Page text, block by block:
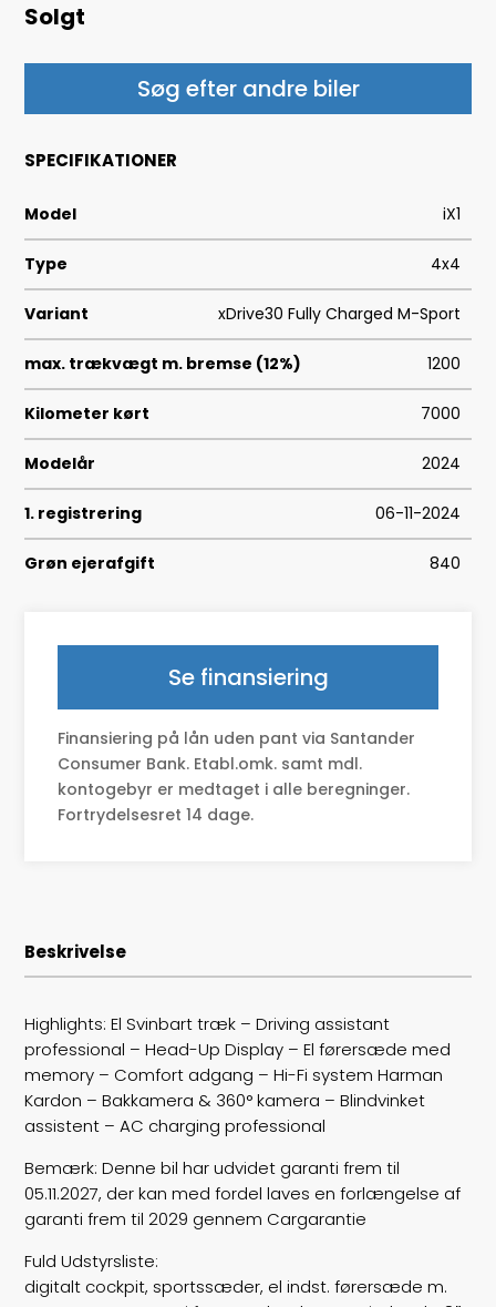
Solgt
Søg efter andre biler
SPECIFIKATIONER
Model iX1
Type 4x4
Variant xDrive30 Fully Charged M-Sport
max. trækvægt m. bremse (12%) 1200
Kilometer kørt 7000
Modelår 2024
1. registrering 06-11-2024
Grøn ejerafgift 840
Type CUV
0-100 km/t
Tophastighed
Batterikapacitet
Højde
Længde 450
Bredde
Lasteevne
Trækhjul
ABS bremser
Se finansiering
Finansiering på lån uden pant via Santander
Consumer Bank. Etabl.omk. samt mdl.
kontogebyr er medtaget i alle beregninger.
Fortrydelsesret 14 dage.
Beskrivelse
Highlights: El Svinbart træk – Driving assistant
professional – Head-Up Display – El førersæde med
memory – Comfort adgang – Hi-Fi system Harman
Kardon – Bakkamera & 360° kamera – Blindvinket
assistent – AC charging professional
Bemærk: Denne bil har udvidet garanti frem til
05.11.2027, der kan med fordel laves en forlængelse af
garanti frem til 2029 gennem Cargarantie
Fuld Udstyrsliste:
digitalt cockpit, sportssæder, el indst. førersæde m.